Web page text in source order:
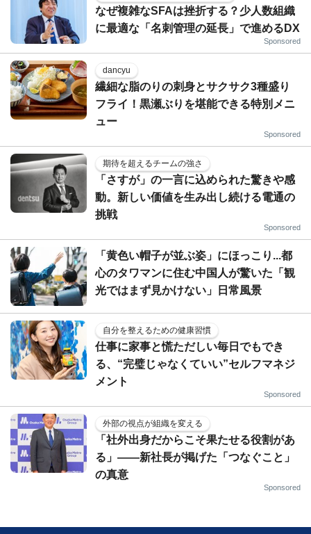
なぜ複雑なSFAは挫折する？少人数組織
に最適な「名刺管理の延長」で進めるDX
Sponsored
dancyu
繊細な脂のりの刺身とサクサク3種盛り
フライ！黒瀬ぶりを堪能できる特別メニ
ュー
Sponsored
期待を超えるチームの強さ
「さすが」の一言に込められた驚きや感
動。新しい価値を生み出し続ける電通の
挑戦
Sponsored
「黄色い帽子が並ぶ姿」にほっこり...都
心のタワマンに住む中国人が驚いた「観
光ではまず見かけない」日常風景
自分を整えるための健康習慣
仕事に家事と慌ただしい毎日でもでき
る、“完璧じゃなくていい”セルフマネジ
メント
Sponsored
外部の視点が組織を変える
「社外出身だからこそ果たせる役割があ
る」――新社長が掲げた「つなぐこと」
の真意
Sponsored